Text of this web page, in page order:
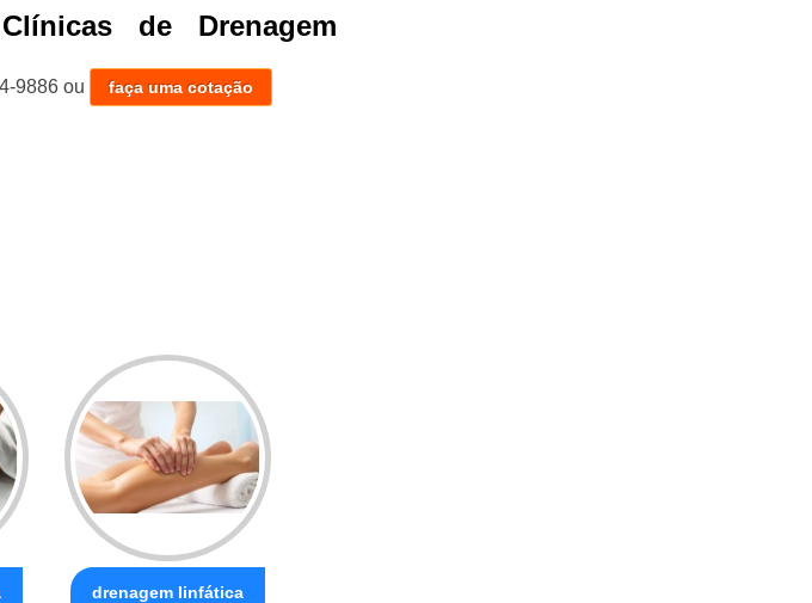
de Drenagem
9886 ou faça uma cotação
drenagem linfática